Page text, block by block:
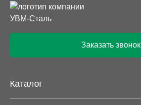
Заказать звонок
Каталог